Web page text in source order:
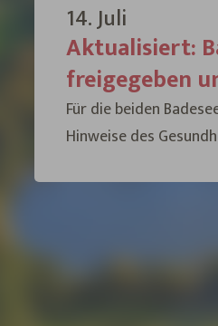
Aktualisiert:
freigegeben
14. Juli
Für die beiden
Hinweise des
vor. Die